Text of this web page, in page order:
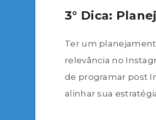
3° Dica:
Ter um
relevância no
de programar post
alinhar sua